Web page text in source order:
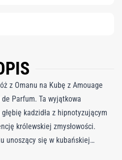
z Omanu na Kubę z Amouage
de Parfum. Ta wyjątkowa
kadzidła z hipnotyzującym
królewskiej zmysłowości.
unoszący się w kubańskiej
wciąż pobrzmiewają słowa